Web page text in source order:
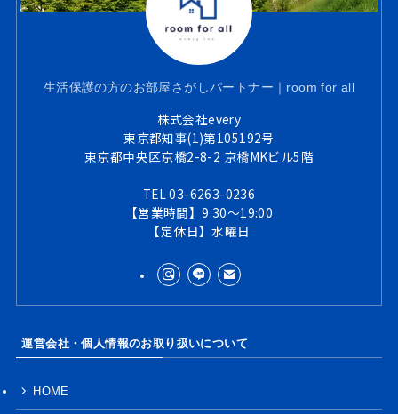
生活保護の方のお部屋さがしパートナー｜room for all
株式会社every
東京都知事(1)第105192号
東京都中央区京橋2-8-2 京橋MKビル5階
TEL 03-6263-0236
【営業時間】9:30～19:00
【定休日】水曜日
運営会社・個人情報のお取り扱いについて
HOME